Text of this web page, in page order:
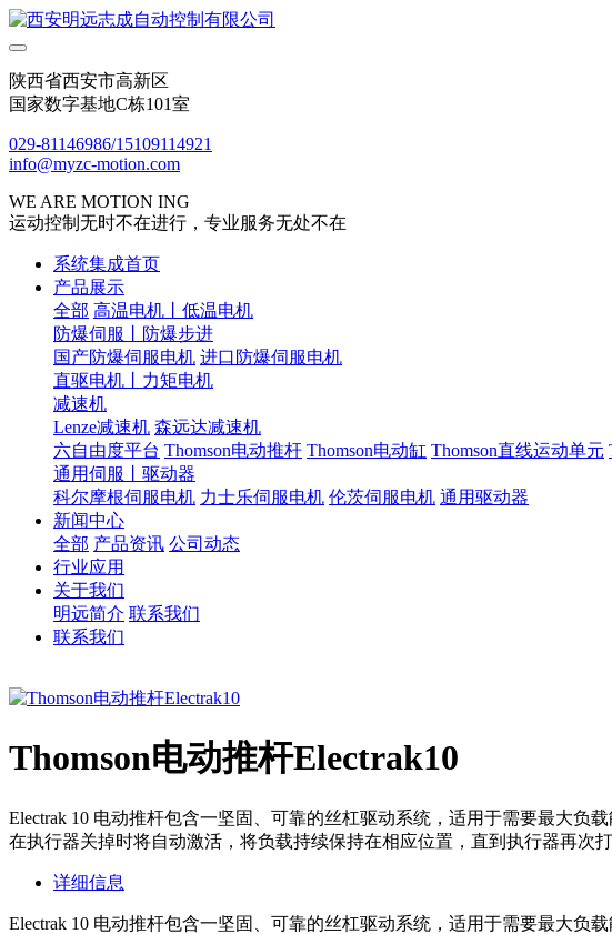
陕西省西安市高新区
国家数字基地C栋101室
029-81146986/15109114921
info@myzc-motion.com
WE ARE MOTION ING
运动控制无时不在进行，专业服务无处不在
系统集成首页
产品展示
全部 高温电机丨低温电机
防爆伺服丨防爆步进
国产防爆伺服电机 进口防爆伺服电机
直驱电机丨力矩电机
减速机
Lenze减速机 森远达减速机
六自由度平台 Thomson电动推杆 Thomson电动缸 Thomson直线运动单元
通用伺服丨驱动器
科尔摩根伺服电机 力士乐伺服电机 伦茨伺服电机 通用驱动器
新闻中心
全部 产品资讯 公司动态
行业应用
关于我们
明远简介 联系我们
联系我们
Thomson电动推杆Electrak10
Electrak 10 电动推杆包含一坚固、可靠的丝杠驱动系统，适用于需要最大
在执行器关掉时将自动激活，将负载持续保持在相应位置，直到执行器再次
详细信息
Electrak 10 电动推杆包含一坚固、可靠的丝杠驱动系统，适用于需要最大